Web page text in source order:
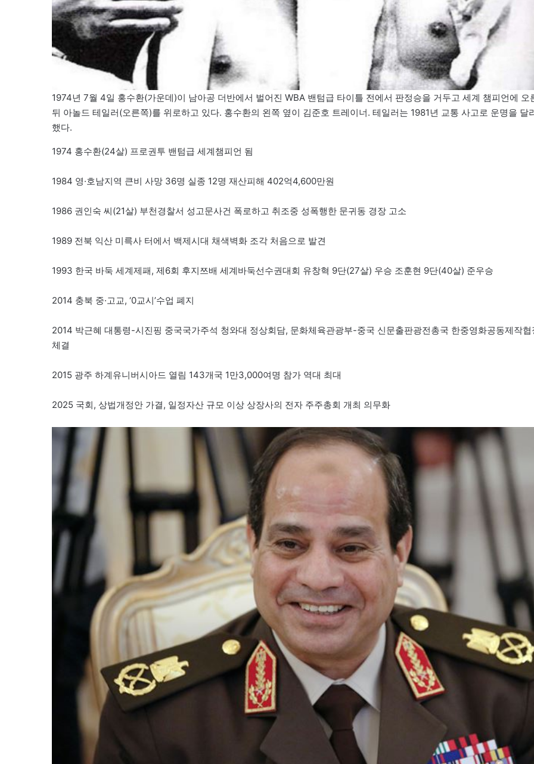
1974년 7월 4일 홍수환(가운데)이 남아공 더반에서 벌어진 WBA 밴텀급 타이틀 전에서 판정승을 거두고 세계 챔피언에 오
뒤 아놀드 테일러(오른쪽)를 위로하고 있다. 홍수환의 왼쪽 옆이 김준호 트레이너. 테일러는 1981년 교통 사고로 운명을 달
했다.
1974 홍수환(24살) 프로권투 밴텀급 세계챔피언 됨
1984 영·호남지역 큰비 사망 36명 실종 12명 재산피해 402억4,600만원
1986 권인숙 씨(21살) 부천경찰서 성고문사건 폭로하고 취조중 성폭행한 문귀동 경장 고소
1989 전북 익산 미륵사 터에서 백제시대 채색벽화 조각 처음으로 발견
1993 한국 바둑 세계제패, 제6회 후지쯔배 세계바둑선수권대회 유창혁 9단(27살) 우승 조훈현 9단(40살) 준우승
2014 충북 중·고교, ‘0교시’수업 폐지
2014 박근혜 대통령-시진핑 중국국가주석 청와대 정상회담, 문화체육관광부-중국 신문출판광전총국 한중영화공동제작협
체결
2015 광주 하계유니버시아드 열림 143개국 1만3,000여명 참가 역대 최대
2025 국회, 상법개정안 가결, 일정자산 규모 이상 상장사의 전자 주주총회 개최 의무화